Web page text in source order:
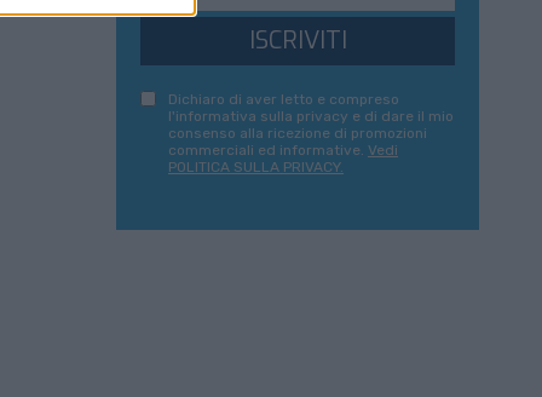
ISCRIVITI
Dichiaro di aver letto e compreso
l'informativa sulla privacy e di dare il mio
consenso alla ricezione di promozioni
commerciali ed informative. Vedi
POLITICA SULLA PRIVACY.